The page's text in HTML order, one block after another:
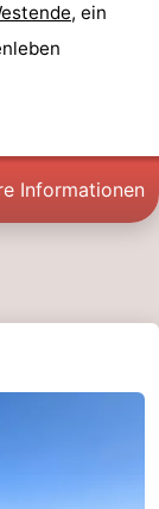
, ein
Informationen